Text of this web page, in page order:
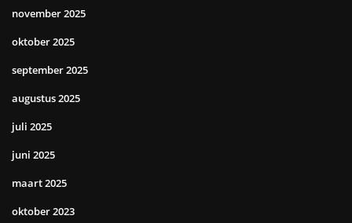
november 2025
oktober 2025
september 2025
augustus 2025
juli 2025
juni 2025
maart 2025
oktober 2023